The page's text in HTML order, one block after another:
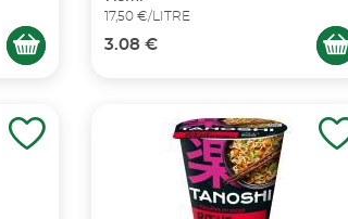
17,50 €/LITRE
3.08 €